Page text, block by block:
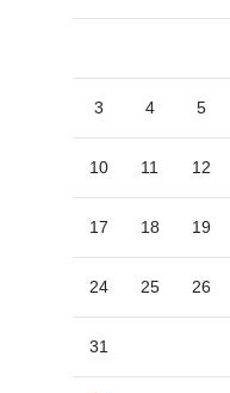
3 4 5
10 11 12
17 18 19
24 25 26
31